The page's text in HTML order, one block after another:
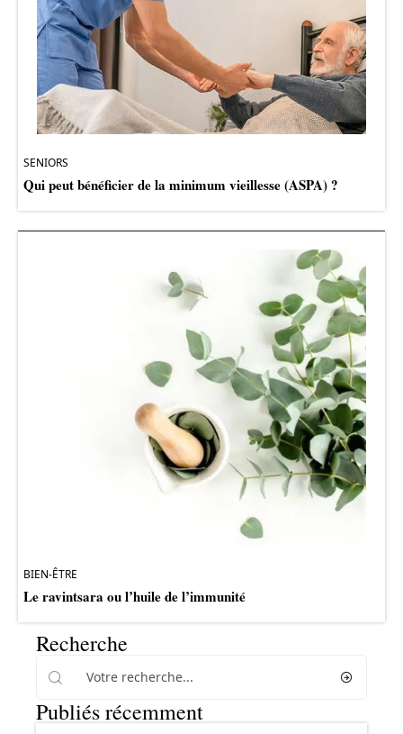
SENIORS
Qui peut bénéficier de la minimum vieillesse (ASPA) ?
BIEN-ÊTRE
Le ravintsara ou l’huile de l’immunité
Recherche
Publiés récemment